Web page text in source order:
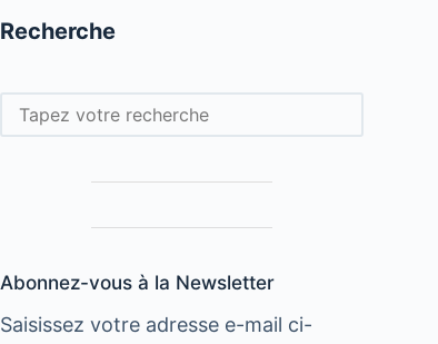
Recherche
Rechercher
Abonnez-vous à la Newsletter
Saisissez votre adresse e-mail ci-